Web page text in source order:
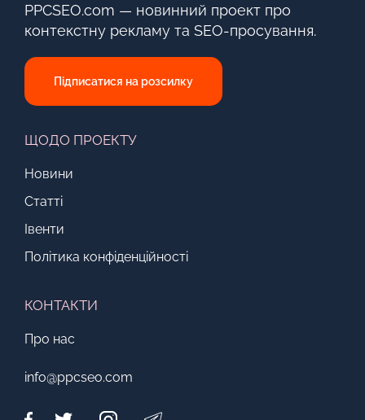
PPCSEO.com — новинний проект про
контекстну рекламу та SEO-просування.
Підписатися на розсилку
ЩОДО ПРОЕКТУ
Новини
Статті
Івенти
Політика конфіденційності
КОНТАКТИ
Про нас
info@ppcseo.com